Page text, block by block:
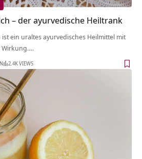
– der ayurvedische Heiltrank
ein uraltes ayurvedisches Heilmittel mit
2.4K VIEWS